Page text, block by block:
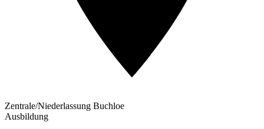
Zentrale/Niederlassung Buchloe
Ausbildung